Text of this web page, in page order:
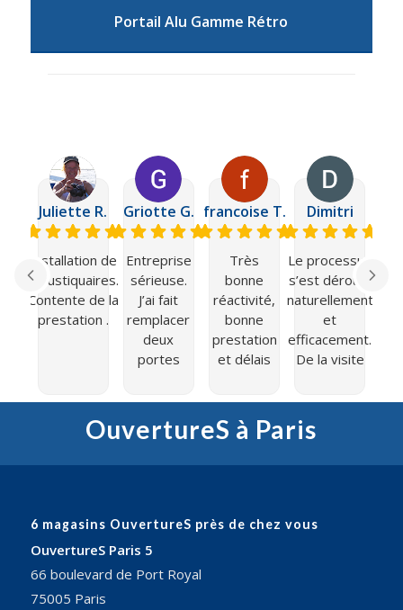
Portail Alu Gamme Rétro
Juliette R.
Installation de
moustiquaires.
Contente de la
prestation .
Griotte G.
Entreprise
sérieuse.
J’ai fait
remplacer
deux
portes
et je suis
très
contente
francoise T.
Très
bonne
réactivité,
bonne
prestation
et délais
Dimitri
Le processus
s’est déroulé
naturellement
et
efficacement.
De la visite
commercial,
des prises de
rendez-vous,
OuvertureS à Paris
6 magasins OuvertureS près de chez vous
OuvertureS Paris 5
66 boulevard de Port Royal
75005 Paris